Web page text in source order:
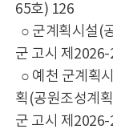
65호) 126
○ 군계획시설(
군 고시 제
○ 예천 군계획
획(공원조성계
군 고시 제